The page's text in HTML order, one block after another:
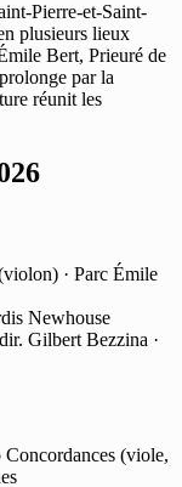
Pierre-et-Saint-
plusieurs lieux
Bert, Prieuré de
par la
réunit les
· Parc Émile
Newhouse
Gilbert Bezzina ·
(viole,